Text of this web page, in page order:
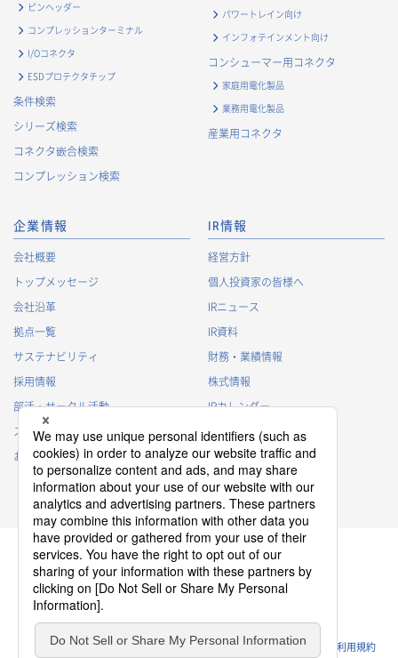
ピンヘッダー
コンプレッションターミナル
I/Oコネクタ
ESDプロテクタチップ
条件検索
シリーズ検索
コネクタ嵌合検索
コンプレッション検索
パワートレイン向け
インフォテインメント向け
コンシューマー用コネクタ
家庭用電化製品
業務用電化製品
産業用コネクタ
企業情報
会社概要
トップメッセージ
会社沿革
拠点一覧
サステナビリティ
採用情報
部活・サークル活動
スポンサー活動
お問い合わせ
IR情報
経営方針
個人投資家の皆様へ
IRニュース
IR資料
財務・業績情報
株式情報
IRカレンダー
IRに関するよくあるご質問
IRポリシー
免責事項
プライバシーポリシー
クッキーポリシー
ソーシャルメディアポリシー
ウェブサイトのご利用条件 利用規約